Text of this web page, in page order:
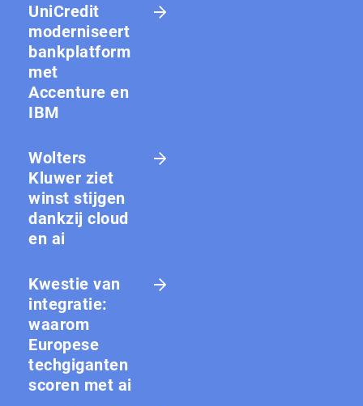
UniCredit
moderniseert
bankplatform
met
Accenture en
IBM
Wolters
Kluwer ziet
winst stijgen
dankzij cloud
en ai
Kwestie van
integratie:
waarom
Europese
techgiganten
scoren met ai